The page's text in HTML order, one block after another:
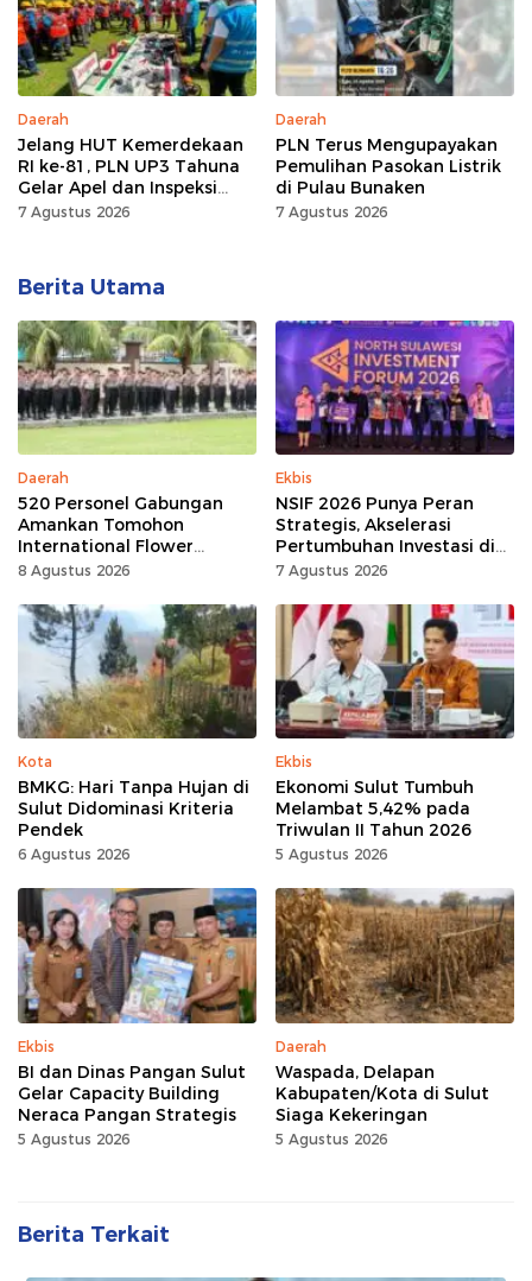
Daerah
Jelang HUT Kemerdekaan
RI ke-81, PLN UP3 Tahuna
Gelar Apel dan Inspeksi
Peralatan, Pastikan
7 Agustus 2026
Daerah
PLN Terus Mengupayakan
Pemulihan Pasokan Listrik
di Pulau Bunaken
7 Agustus 2026
Berita Utama
Daerah
520 Personel Gabungan
Amankan Tomohon
International Flower
Festival
8 Agustus 2026
Ekbis
NSIF 2026 Punya Peran
Strategis, Akselerasi
Pertumbuhan Investasi di
Sulut
7 Agustus 2026
Kota
BMKG: Hari Tanpa Hujan di
Sulut Didominasi Kriteria
Pendek
6 Agustus 2026
Ekbis
Ekonomi Sulut Tumbuh
Melambat 5,42% pada
Triwulan II Tahun 2026
5 Agustus 2026
Ekbis
BI dan Dinas Pangan Sulut
Gelar Capacity Building
Neraca Pangan Strategis
5 Agustus 2026
Daerah
Waspada, Delapan
Kabupaten/Kota di Sulut
Siaga Kekeringan
5 Agustus 2026
Berita Terkait